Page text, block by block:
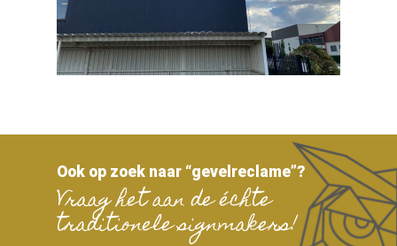
Ook op zoek naar “gevelreclame”?
Vraag het aan de échte
traditionele signmakers!